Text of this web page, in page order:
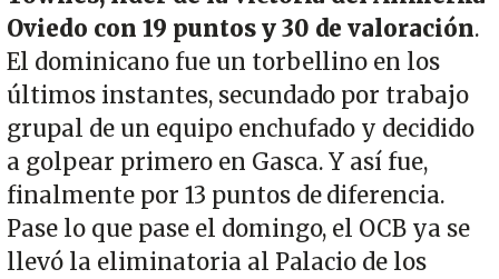
Oviedo con 19 puntos y 30 de valoración.
El dominicano fue un torbellino en los
últimos instantes, secundado por trabajo
grupal de un equipo enchufado y decidido
a golpear primero en Gasca. Y así fue,
finalmente por 13 puntos de diferencia.
Pase lo que pase el domingo, el OCB ya se
llevó la eliminatoria al Palacio de los